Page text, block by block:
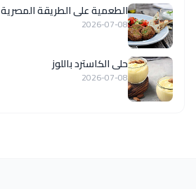
الطعمية على الطريقة المصرية
2026-07-08
حلى الكاسترد باللوز
2026-07-08